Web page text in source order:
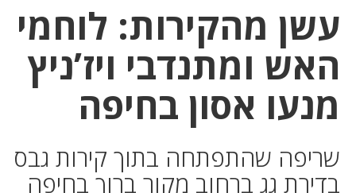
עשן מהקירות: לוחמי
האש ומתנדבי ויז’ניץ
מנעו אסון בחיפה
שריפה שהתפתחה בתוך קירות גבס
בדירת גג ברחוב מקור ברוך בחיפה